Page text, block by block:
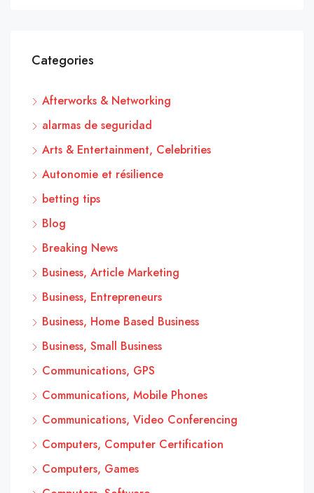
Categories
Afterworks & Networking
alarmas de seguridad
Arts & Entertainment, Celebrities
Autonomie et résilience
betting tips
Blog
Breaking News
Business, Article Marketing
Business, Entrepreneurs
Business, Home Based Business
Business, Small Business
Communications, GPS
Communications, Mobile Phones
Communications, Video Conferencing
Computers, Computer Certification
Computers, Games